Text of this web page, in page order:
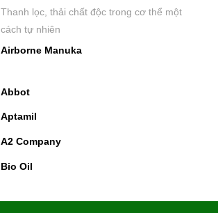
Thanh lọc, thải chất độc trong cơ thể một
cách tự nhiên
Airborne Manuka
Abbot
Aptamil
A2 Company
Bio Oil